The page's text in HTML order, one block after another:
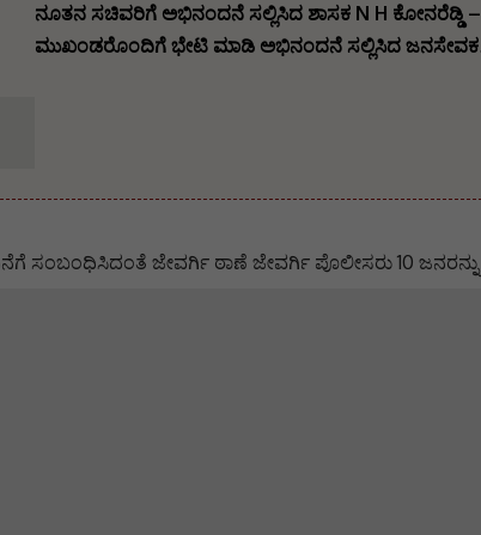
ನೂತನ ಸಚಿವರಿಗೆ ಅಭಿನಂದನೆ ಸಲ್ಲಿಸಿದ ಶಾಸಕ N H ಕೋನರೆಡ್ಡಿ –
ಮುಖಂಡರೊಂದಿಗೆ ಭೇಟಿ ಮಾಡಿ ಅಭಿನಂದನೆ ಸಲ್ಲಿಸಿದ
ಜೇವರ್ಗಿ ಠಾಣೆ ಜೇವರ್ಗಿ ಪೊಲೀಸರು 10 ಜನರನ್ನು